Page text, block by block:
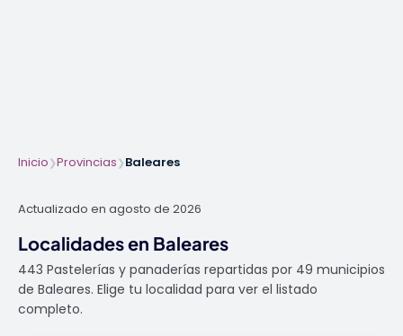
Inicio❯Provincias❯Baleares
Actualizado en agosto de 2026
Localidades en Baleares
443 Pastelerías y panaderías repartidas por 49 municipios
de Baleares. Elige tu localidad para ver el listado
completo.